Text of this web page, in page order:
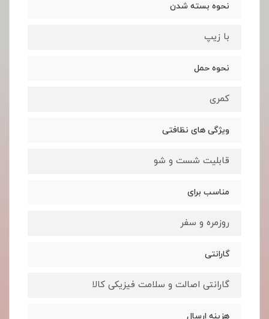
نحوه بسته شدن
با زیپ
نحوه حمل
کمری
ویژگی های نظافتی
قابلیت شست و شو
مناسب برای
روزمره و سفر
گارانتی
گارانتی اصالت و سلامت فیزیکی کالا
هزینه ارسال